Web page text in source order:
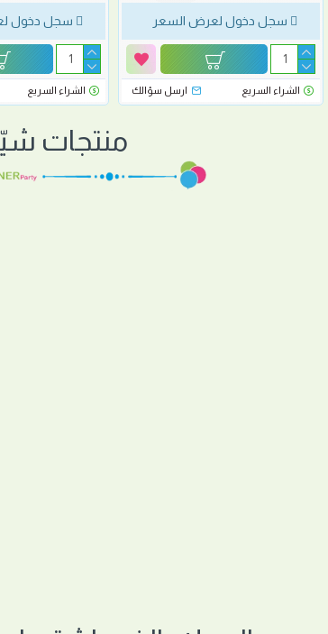
سجل دخول لعرض السعر
الشراء السريع ارسل سؤالك
سجل دخول
الشراء السريع
منتجات